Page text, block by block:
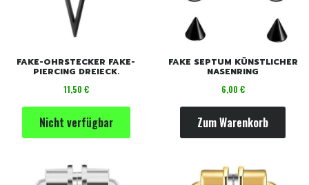
FAKE-OHRSTECKER FAKE-
PIERCING DREIECK.
Preis
11,50 €
Nicht verfügbar
FAKE SEPTUM KÜNSTLICHER
NASENRING
Preis
6,00 €
Zum Warenkorb